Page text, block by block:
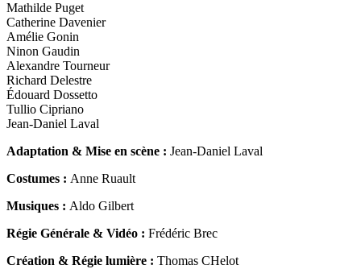
Mathilde Puget
Catherine Davenier
Amélie Gonin
Ninon Gaudin
Alexandre Tourneur
Richard Delestre
Édouard Dossetto
Tullio Cipriano
Jean-Daniel Laval
Adaptation & Mise en scène : Jean-Daniel Laval
Costumes : Anne Ruault
Musiques : Aldo Gilbert
Régie Générale & Vidéo : Frédéric Brec
Création & Régie lumière : Thomas CHelot